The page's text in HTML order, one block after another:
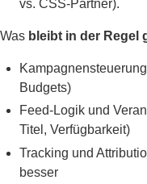
vs. CSS-Partner).
Was bleibt in der Regel
Budgets)
Feed-Logik und
Titel, Verfügbarkeit)
Tracking und
besser